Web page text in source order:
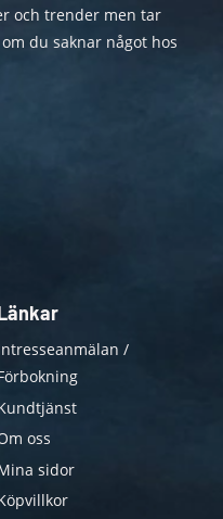
och trender men tar
du saknar något hos
/
oss
sidor